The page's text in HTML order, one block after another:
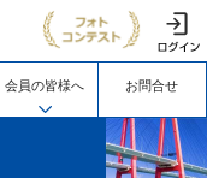
般社団法人 建設コン
会員の皆様へ お問合せ